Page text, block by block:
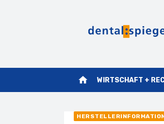
home WIRTSCHAFT +